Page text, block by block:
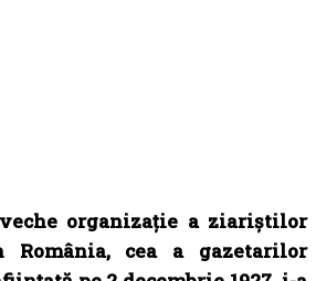
organizație a ziariștilor
cea a gazetarilor